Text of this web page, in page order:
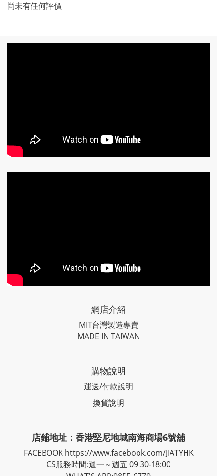
尚未有任何評價
網店介紹
MIT台灣製造專賣
MADE IN TAIWAN
購物說明
運送/付款說明
換貨說明
店鋪地址：香港堅尼地城南海商場6號舖
FACEBOOK https://www.facebook.com/JIATYHK
CS服務時間:週一～週五 09:30-18:00